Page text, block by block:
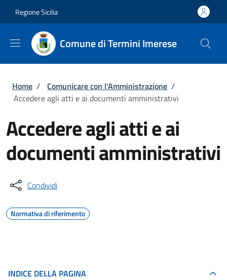
Regione Sicilia
Comune di Termini Imerese
Briciole di pane
Home / Comunicare con l'Amministrazione /
Accedere agli atti e ai documenti amministrativi
Accedere agli atti e ai
documenti amministrativi
Condividi
Normativa di riferimento
INDICE DELLA PAGINA